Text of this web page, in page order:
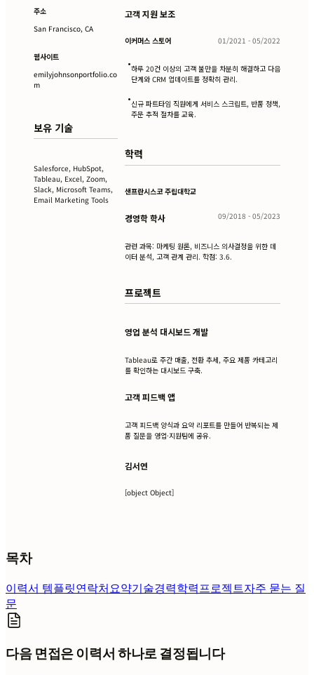
주소
San Francisco, CA
웹사이트
emilyjohnsonportfolio.co
m
보유 기술
Salesforce, HubSpot,
Tableau, Excel, Zoom,
Slack, Microsoft Teams,
Email Marketing Tools
고객 지원 보조
이커머스 스토어 01/2021 - 05/2022
•하루 20건 이상의 고객 불만을 차분히 해결하고 다음
단계와 CRM 업데이트를 정확히 관리.
•신규 파트타임 직원에게 서비스 스크립트, 반품 정책,
주문 추적 절차를 교육.
학력
샌프란시스코 주립대학교
경영학 학사 09/2018 - 05/2023
관련 과목: 마케팅 원론, 비즈니스 의사결정을 위한 데
이터 분석, 고객 관계 관리. 학점: 3.6.
프로젝트
영업 분석 대시보드 개발
Tableau로 주간 매출, 전환 추세, 주요 제품 카테고리
를 확인하는 대시보드 구축.
고객 피드백 앱
고객 피드백 양식과 요약 리포트를 만들어 반복되는 제
품 질문을 영업·지원팀에 공유.
김서연
[object Object]
목차
이력서 템플릿연락처요약기술경력학력프로젝트자주 묻는 질
문
다음 면접은 이력서 하나로 결정됩니다